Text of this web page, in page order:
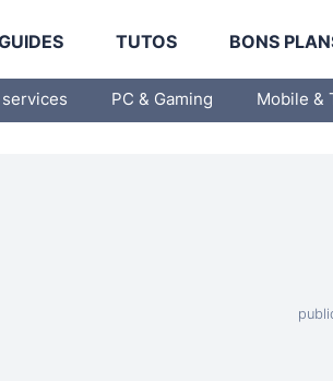
TUTOS BONS
PC & Gaming Mobile &